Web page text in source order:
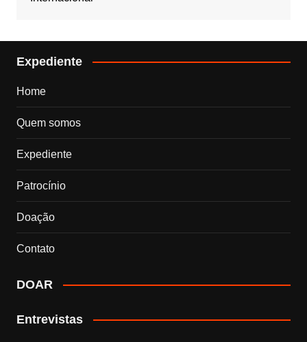
Expediente
Home
Quem somos
Expediente
Patrocínio
Doação
Contato
DOAR
Entrevistas